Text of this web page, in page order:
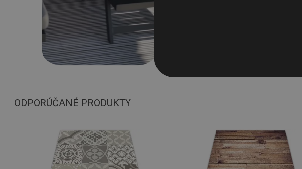
ODPORÚČANÉ PRODUKTY